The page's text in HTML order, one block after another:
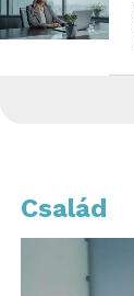
Család